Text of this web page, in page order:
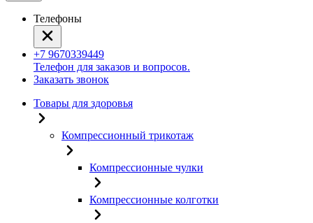
Телефоны
+7 9670339449
Телефон для заказов и вопросов.
Заказать звонок
Товары для здоровья
Компрессионный трикотаж
Компрессионные чулки
Компрессионные колготки